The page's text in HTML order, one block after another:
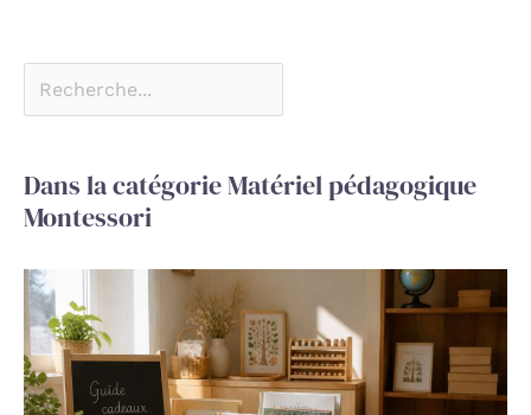
Dans la catégorie Matériel pédagogique
Montessori